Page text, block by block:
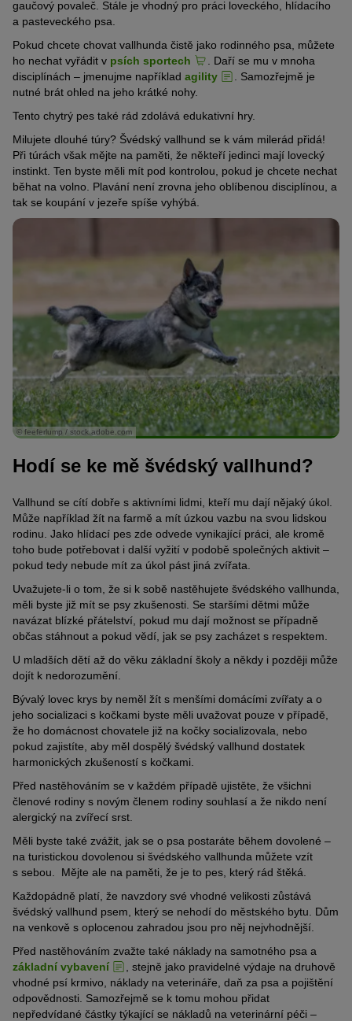
gaučový povaleč. Stále je vhodný pro práci loveckého, hlídacího
a pasteveckého psa.
Pokud chcete chovat vallhunda čistě jako rodinného psa, můžete
ho nechat vyřádit v psích sportech
. Daří se mu v mnoha
disciplínách – jmenujme například agility
. Samozřejmě je
nutné brát ohled na jeho krátké nohy.
Tento chytrý pes také rád zdolává edukativní hry.
Milujete dlouhé túry? Švédský vallhund se k vám milerád přidá!
Při túrách však mějte na paměti, že někteří jedinci mají lovecký
instinkt. Ten byste měli mít pod kontrolou, pokud je chcete nechat
běhat na volno. Plavání není zrovna jeho oblíbenou disciplínou, a
tak se koupání v jezeře spíše vyhýbá.
© feeferlump / stock.adobe.com
Hodí se ke mě švédský vallhund?
Vallhund se cítí dobře s aktivními lidmi, kteří mu dají nějaký úkol.
Může například žít na farmě a mít úzkou vazbu na svou lidskou
rodinu. Jako hlídací pes zde odvede vynikající práci, ale kromě
toho bude potřebovat i další vyžití v podobě společných aktivit –
pokud tedy nebude mít za úkol pást jiná zvířata.
Uvažujete-li o tom, že si k sobě nastěhujete švédského vallhunda,
měli byste již mít se psy zkušenosti. Se staršími dětmi může
navázat blízké přátelství, pokud mu dají možnost se případně
občas stáhnout a pokud vědí, jak se psy zacházet s respektem.
U mladších dětí až do věku základní školy a někdy i později může
dojít k nedorozumění.
Bývalý lovec krys by neměl žít s menšími domácími zvířaty a o
jeho socializaci s kočkami byste měli uvažovat pouze v případě,
že ho domácnost chovatele již na kočky socializovala, nebo
pokud zajistíte, aby měl dospělý švédský vallhund dostatek
harmonických zkušeností s kočkami.
Před nastěhováním se v každém případě ujistěte, že všichni
členové rodiny s novým členem rodiny souhlasí a že nikdo není
alergický na zvířecí srst.
Měli byste také zvážit, jak se o psa postaráte během dovolené –
na turistickou dovolenou si švédského vallhunda můžete vzít
s sebou. Mějte ale na paměti, že je to pes, který rád štěká.
Každopádně platí, že navzdory své vhodné velikosti zůstává
švédský vallhund psem, který se nehodí do městského bytu. Dům
na venkově s oplocenou zahradou jsou pro něj nejvhodnější.
Před nastěhováním zvažte také náklady na samotného psa a
základní vybavení
, stejně jako pravidelné výdaje na druhově
vhodné psí krmivo, náklady na veterináře, daň za psa a pojištění
odpovědnosti. Samozřejmě se k tomu mohou přidat
nepředvídané částky týkající se nákladů na veterinární péči –